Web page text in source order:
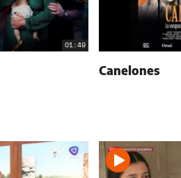
01:49
Canelones